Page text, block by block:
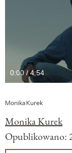
0:00 / 4:54
Monika Kurek
Monika Kurek
Opublikowano: